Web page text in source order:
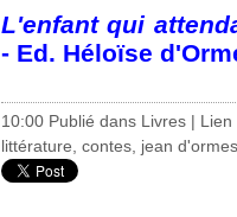
L'enfant qui
- Ed. Héloïse
10:00 Publié dans Livres | Lien
littérature contes jean